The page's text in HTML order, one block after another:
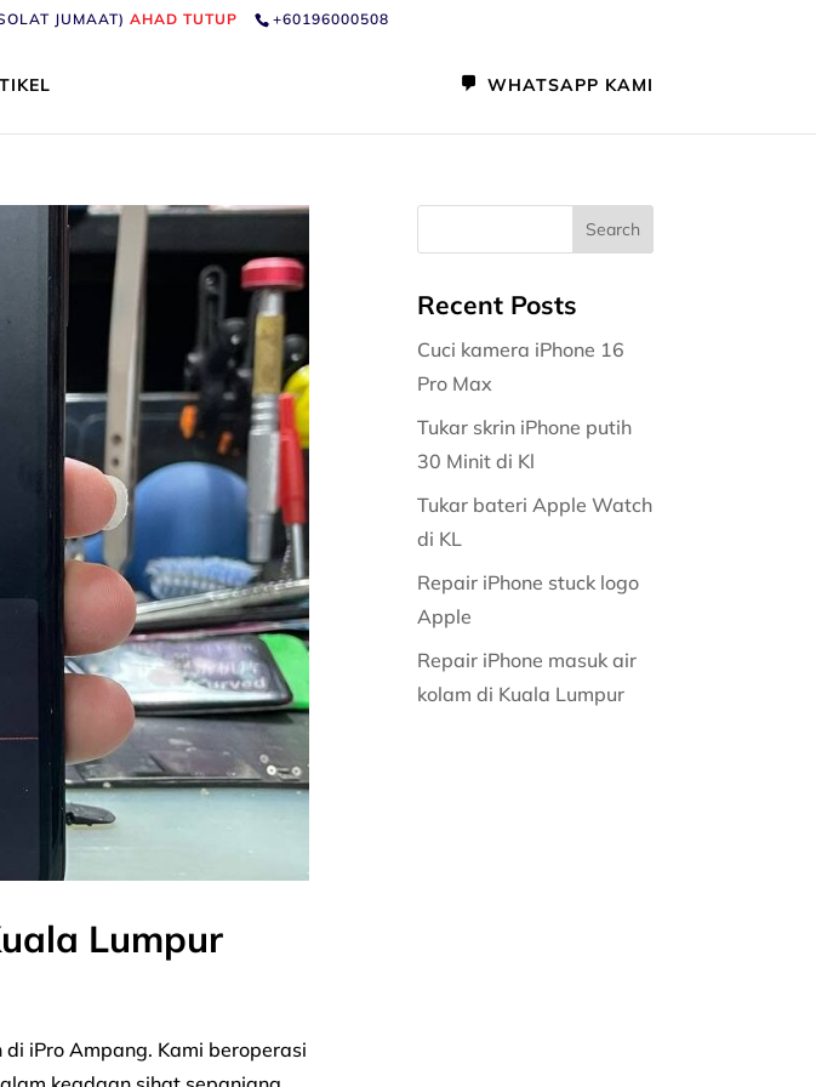
JUMAAT)AHAD TUTUP +60196000508
WHATSAPP KAMI
Lumpur
iPro Ampang. Kami beroperasi
Recent Posts
Cuci kamera iPhone 16
Pro Max
Tukar skrin iPhone putih
30 Minit di Kl
Tukar bateri Apple Watch
di KL
Repair iPhone stuck logo
Apple
Repair iPhone masuk air
kolam di Kuala Lumpur